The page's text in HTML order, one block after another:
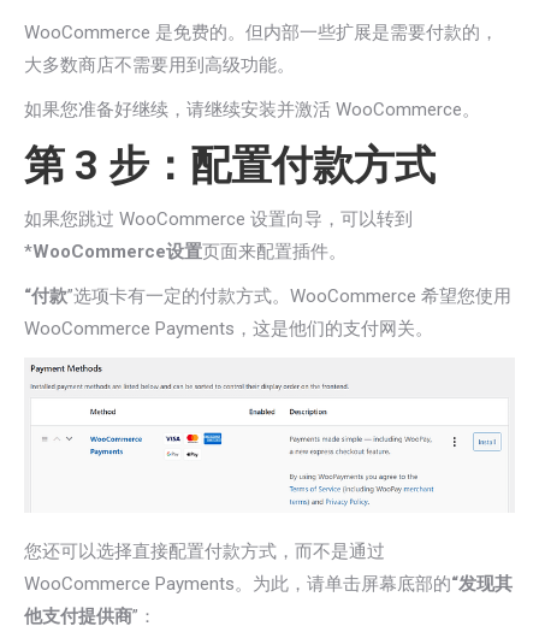
WooCommerce 是免费的。但内部一些扩展是需要付款的，
大多数商店不需要用到高级功能。
如果您准备好继续，请继续安装并激活 WooCommerce。
第 3 步：配置付款方式
如果您跳过 WooCommerce 设置向导，可以转到
*WooCommerce设置页面来配置插件。
“付款”选项卡有一定的付款方式。WooCommerce 希望您使用
WooCommerce Payments，这是他们的支付网关。
您还可以选择直接配置付款方式，而不是通过
WooCommerce Payments。为此，请单击屏幕底部的“发现其
他支付提供商”：